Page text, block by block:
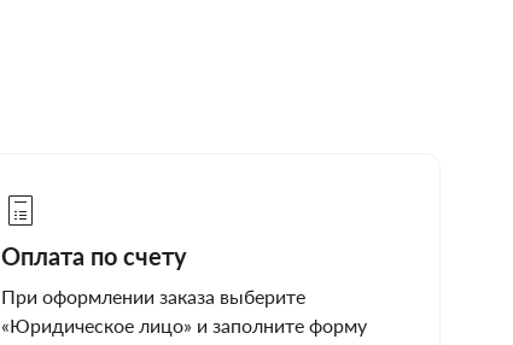
Оплата по счету
При оформлении заказа выберите
«Юридическое лицо» и заполните форму